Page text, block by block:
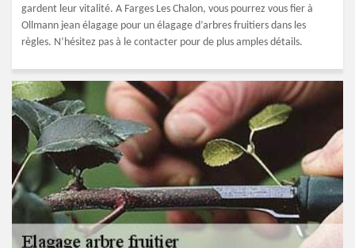
gardent leur vitalité. A Farges Les Chalon, vous pourrez vous fier à
Ollmann jean élagage pour un élagage d’arbres fruitiers dans les
règles. N’hésitez pas à le contacter pour de plus amples détails.